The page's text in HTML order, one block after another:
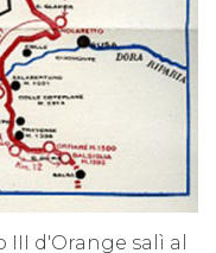
d'Orange salì al